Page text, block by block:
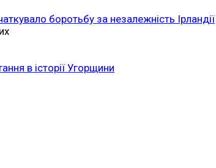
боротьбу за незалежність Ірландії
в історії Угорщини